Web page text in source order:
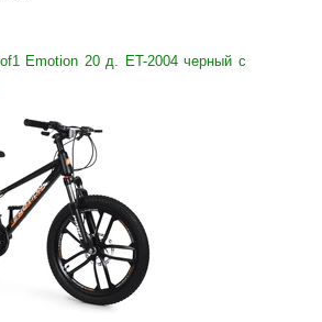
Emotion 20 д. ET-2004 черный с